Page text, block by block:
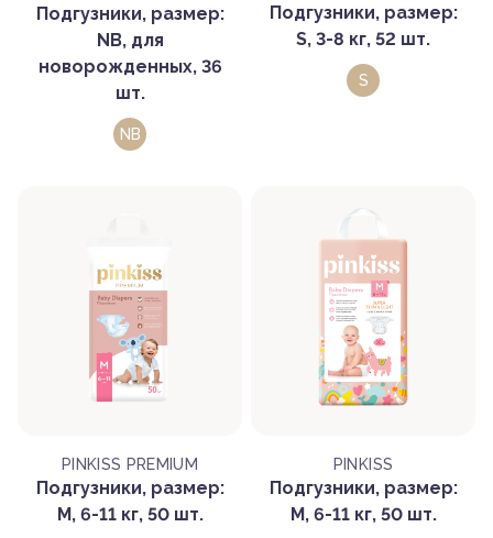
Подгузники, размер:
NB, для
новорожденных, 36
шт.
NB
Подгузники, размер:
S, 3-8 кг, 52 шт.
S
PINKISS PREMIUM
Подгузники, размер:
M, 6-11 кг, 50 шт.
PINKISS
Подгузники, размер:
M, 6-11 кг, 50 шт.